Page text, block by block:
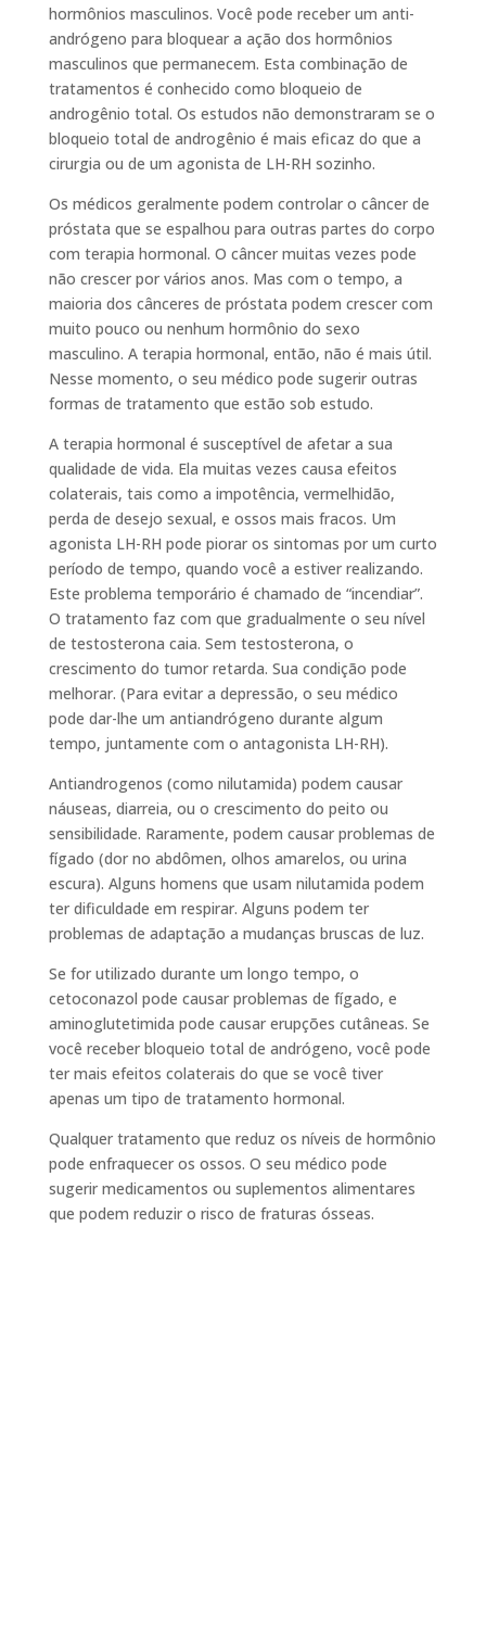
hormônios masculinos. Você pode receber um anti-
andrógeno para bloquear a ação dos hormônios
masculinos que permanecem. Esta combinação de
tratamentos é conhecido como bloqueio de
androgênio total. Os estudos não demonstraram se o
bloqueio total de androgênio é mais eficaz do que a
cirurgia ou de um agonista de LH-RH sozinho.
Os médicos geralmente podem controlar o câncer de
próstata que se espalhou para outras partes do corpo
com terapia hormonal. O câncer muitas vezes pode
não crescer por vários anos. Mas com o tempo, a
maioria dos cânceres de próstata podem crescer com
muito pouco ou nenhum hormônio do sexo
masculino. A terapia hormonal, então, não é mais útil.
Nesse momento, o seu médico pode sugerir outras
formas de tratamento que estão sob estudo.
A terapia hormonal é susceptível de afetar a sua
qualidade de vida. Ela muitas vezes causa efeitos
colaterais, tais como a impotência, vermelhidão,
perda de desejo sexual, e ossos mais fracos. Um
agonista LH-RH pode piorar os sintomas por um curto
período de tempo, quando você a estiver realizando.
Este problema temporário é chamado de “incendiar”.
O tratamento faz com que gradualmente o seu nível
de testosterona caia. Sem testosterona, o
crescimento do tumor retarda. Sua condição pode
melhorar. (Para evitar a depressão, o seu médico
pode dar-lhe um antiandrógeno durante algum
tempo, juntamente com o antagonista LH-RH).
Antiandrogenos (como nilutamida) podem causar
náuseas, diarreia, ou o crescimento do peito ou
sensibilidade. Raramente, podem causar problemas de
fígado (dor no abdômen, olhos amarelos, ou urina
escura). Alguns homens que usam nilutamida podem
ter dificuldade em respirar. Alguns podem ter
problemas de adaptação a mudanças bruscas de luz.
Se for utilizado durante um longo tempo, o
cetoconazol pode causar problemas de fígado, e
aminoglutetimida pode causar erupções cutâneas. Se
você receber bloqueio total de andrógeno, você pode
ter mais efeitos colaterais do que se você tiver
apenas um tipo de tratamento hormonal.
Qualquer tratamento que reduz os níveis de hormônio
pode enfraquecer os ossos. O seu médico pode
sugerir medicamentos ou suplementos alimentares
que podem reduzir o risco de fraturas ósseas.